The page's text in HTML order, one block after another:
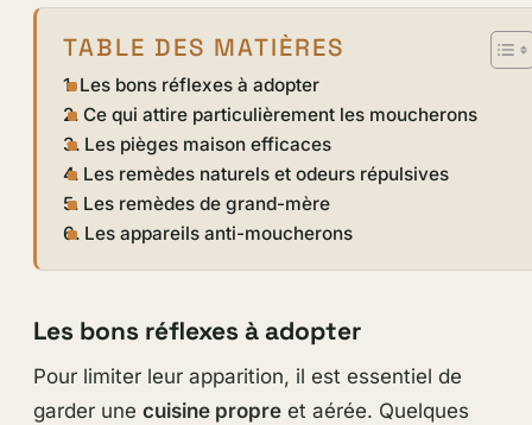
TABLE DES MATIÈRES
Les bons réflexes à adopter
Ce qui attire particulièrement les moucherons
Les pièges maison efficaces
Les remèdes naturels et odeurs répulsives
Les remèdes de grand-mère
Les appareils anti-moucherons
Les bons réflexes à adopter
Pour limiter leur apparition, il est essentiel de
garder une cuisine propreet aérée. Quelques